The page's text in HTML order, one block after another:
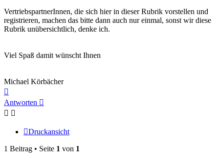
VertriebspartnerInnen, die sich hier in dieser Rubrik vorstellen und
registrieren, machen das bitte dann auch nur einmal, sonst wir diese
Rubrik unübersichtlich, denke ich.
Viel Spaß damit wünscht Ihnen
Michael Körbächer
oben
Antworten
Druckansicht
1 Beitrag • Seite 1 von 1